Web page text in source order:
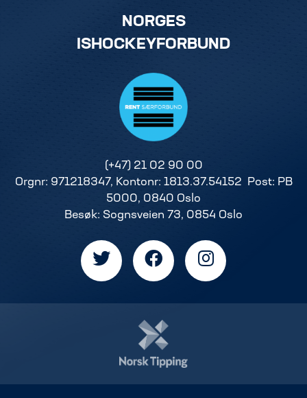
NORGES
ISHOCKEYFORBUND
(+47) 21 02 90 00
Orgnr: 971218347, Kontonr: 1813.37.54152 Post: PB
5000, 0840 Oslo
Besøk: Sognsveien 73, 0854 Oslo